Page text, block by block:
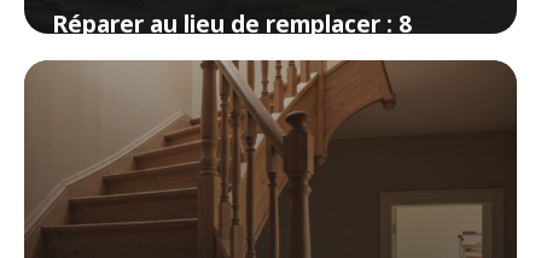
Réparer au lieu de remplacer : 8
réparations faciles à la maison